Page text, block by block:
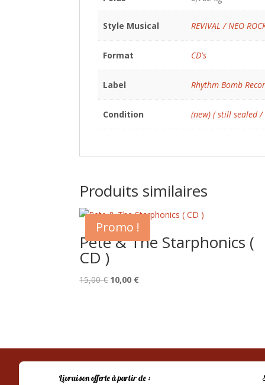
Style Musical REVIVAL / NEO
Format CD's
Label Rhythm Bomb
Condition (new) ( still sealed /
Produits similaires
Promo !
Pete & The Starphonics (
CD )
15,00€ Le
10,00 €Le
Livraison offerte à partir de :